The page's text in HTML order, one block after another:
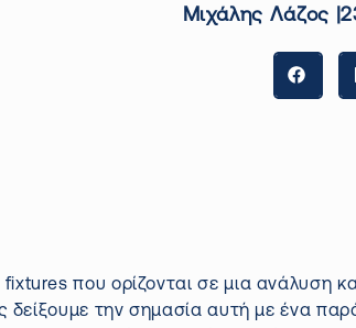
Μιχάλης Λάζος
fixtures που ορίζονται σε μια ανάλυση
την σημασία αυτή με ένα